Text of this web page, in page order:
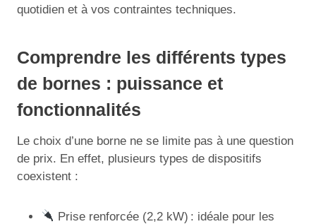
quotidien et à vos contraintes techniques.
Comprendre les différents types
de bornes : puissance et
fonctionnalités
Le choix d’une borne ne se limite pas à une question
de prix. En effet, plusieurs types de dispositifs
coexistent :
Prise renforcée (2,2 kW) : idéale pour les